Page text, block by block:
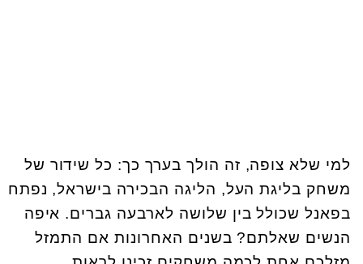
למי שלא צופה, זה הולך בערך כך: כל שידור של
משחק בליגת העל, הליגה הבכירה בישראל, נפתח
בפאנל שכולל בין שלושה לארבעה גברים. איפה
הנשים שאלתם? בשנים האחרונות אם התמזל